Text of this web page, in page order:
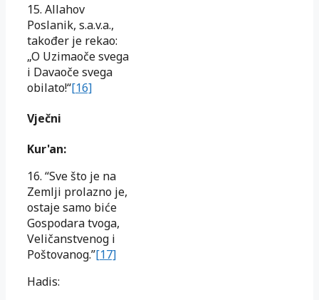
15. Allahov
Poslanik, s.a.v.a.,
također je rekao:
„O Uzimaoče svega
i Davaoče svega
obilato!“[16]
Vječni
Kur'an:
16. “Sve što je na
Zemlji prolazno je,
ostaje samo biće
Gospodara tvoga,
Veličanstvenog i
Poštovanog.”[17]
Hadis: